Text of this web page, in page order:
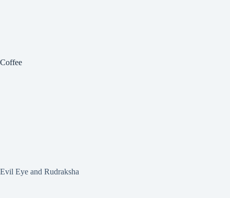
Coffee
Evil Eye and Rudraksha